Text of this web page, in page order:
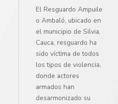
El Resguardo Ampuile
o Ambaló, ubicado en
el municipio de Silvia,
Cauca, resguardo ha
sido víctima de todos
los tipos de violencia,
donde actores
armados han
desarmonizado su